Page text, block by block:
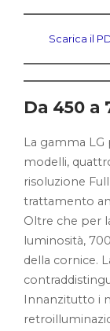
Scarica il
Da 450 a
La gamma
modelli,
risoluzione
trattamento
Oltre che per
luminosità,
della cornice.
Innanzitutto i